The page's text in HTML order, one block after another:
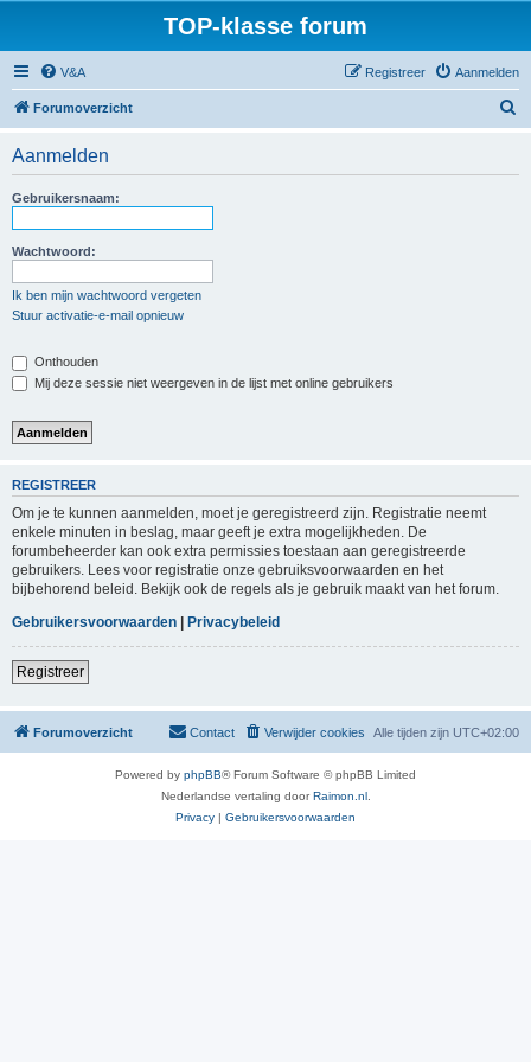
TOP-klasse forum
V&A Aanmelden
Registreer
Forumoverzicht
Aanmelden
Gebruikersnaam:
Wachtwoord:
Ik ben mijn wachtwoord vergeten
Stuur activatie-e-mail opnieuw
Onthouden
Mij deze sessie niet weergeven in de lijst met online gebruikers
REGISTREER
Om je te kunnen aanmelden, moet je geregistreerd zijn. Registratie neemt
enkele minuten in beslag, maar geeft je extra mogelijkheden. De
forumbeheerder kan ook extra permissies toestaan aan geregistreerde
gebruikers. Lees voor registratie onze gebruiksvoorwaarden en het
bijbehorend beleid. Bekijk ook de regels als je gebruik maakt van het forum.
Gebruikersvoorwaarden | Privacybeleid
Registreer
Forumoverzicht Alle tijden zijn UTC+02:00
Verwijder cookies
Contact
Powered by phpBB® Forum Software © phpBB Limited
Nederlandse vertaling doorRaimon.nl.
Privacy | Gebruikersvoorwaarden